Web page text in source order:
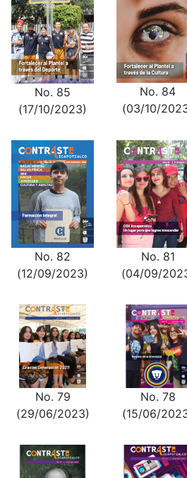
No. 85
(17/10/2023)
No. 84
(03/10/
No. 82
(12/09/2023)
No. 81
(04/09/
No. 79
(29/06/2023)
No. 78
(15/06/